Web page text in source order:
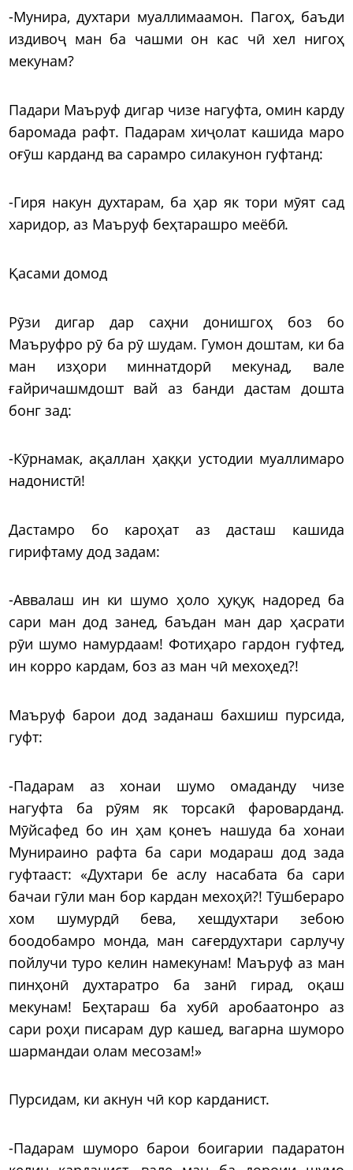
-Мунира, духтари муаллимаамон. Пагоҳ, баъди
издивоҷ ман ба чашми он кас чӣ хел нигоҳ
мекунам?
Падари Маъруф дигар чизе нагуфта, омин карду
баромада рафт. Падарам хиҷолат кашида маро
оғӯш карданд ва сарамро силакунон гуфтанд:
-Гиря накун духтарам, ба ҳар як тори мӯят сад
харидор, аз Маъруф беҳтарашро меёбӣ.
Қасами домод
Рӯзи дигар дар саҳни донишгоҳ боз бо
Маъруфро рӯ ба рӯ шудам. Гумон доштам, ки ба
ман изҳори миннатдорӣ мекунад, вале
ғайричашмдошт вай аз банди дастам дошта
бонг зад:
-Кӯрнамак, ақаллан ҳаққи устодии муаллимаро
надонистӣ!
Дастамро бо кароҳат аз дасташ кашида
гирифтаму дод задам:
-Аввалаш ин ки шумо ҳоло ҳуқуқ надоред ба
сари ман дод занед, баъдан ман дар ҳасрати
рӯи шумо намурдаам! Фотиҳаро гардон гуфтед,
ин корро кардам, боз аз ман чӣ мехоҳед?!
Маъруф барои дод заданаш бахшиш пурсида,
гуфт:
-Падарам аз хонаи шумо омаданду чизе
нагуфта ба рӯям як торсакӣ фароварданд.
Мӯйсафед бо ин ҳам қонеъ нашуда ба хонаи
Мунираино рафта ба сари модараш дод зада
гуфтааст: «Духтари бе аслу насабата ба сари
бачаи гӯли ман бор кардан мехоҳӣ?! Тӯшбераро
хом шумурдӣ бева, хешдухтари зебою
боодобамро монда, ман сағердухтари сарлучу
пойлучи туро келин намекунам! Маъруф аз ман
пинҳонӣ духтаратро ба занӣ гирад, оқаш
мекунам! Беҳтараш ба хубӣ аробаатонро аз
сари роҳи писарам дур кашед, вагарна шуморо
шармандаи олам месозам!»
Пурсидам, ки акнун чӣ кор карданист.
-Падарам шуморо барои боигарии падаратон